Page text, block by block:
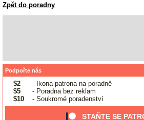
Zpět do poradny
Podpořte nás
$2
- Ikona patrona na poradně
$5
- Poradna bez reklam
$10
- Soukromé poradenství
STAŇTE SE